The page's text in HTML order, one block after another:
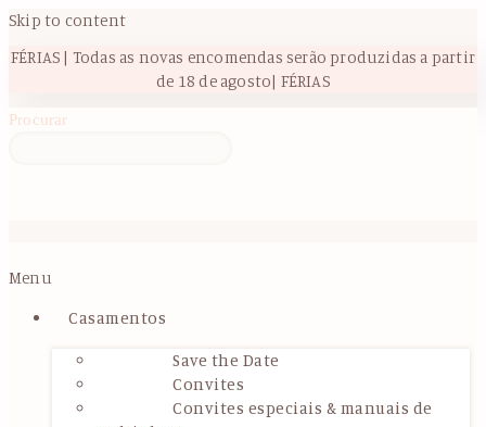
Skip to content
FÉRIAS | Todas as novas encomendas serão produzidas a partir
de 18 de agosto| FÉRIAS
Procurar
Menu
Casamentos
Save the Date
Convites
Convites especiais & manuais de